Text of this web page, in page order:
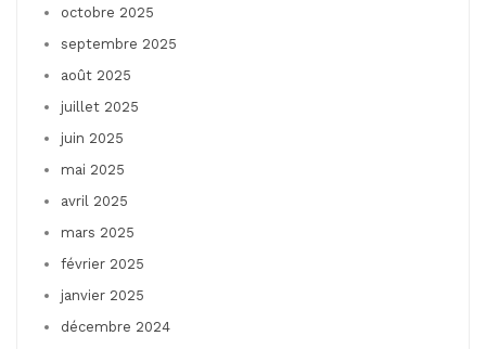
octobre 2025
septembre 2025
août 2025
juillet 2025
juin 2025
mai 2025
avril 2025
mars 2025
février 2025
janvier 2025
décembre 2024